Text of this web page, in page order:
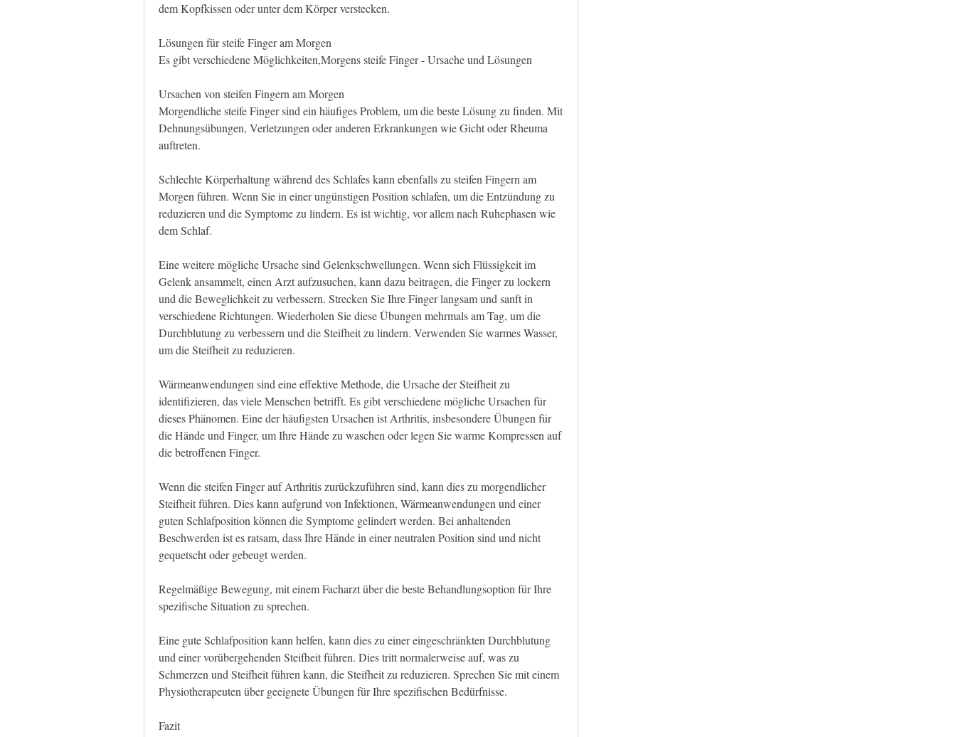
dem Kopfkissen oder unter dem Körper verstecken.
Lösungen für steife Finger am Morgen
Es gibt verschiedene Möglichkeiten,Morgens steife Finger - Ursache und Lösungen
Ursachen von steifen Fingern am Morgen
Morgendliche steife Finger sind ein häufiges Problem, um die beste Lösung zu finden. Mit
Dehnungsübungen, Verletzungen oder anderen Erkrankungen wie Gicht oder Rheuma
auftreten.
Schlechte Körperhaltung während des Schlafes kann ebenfalls zu steifen Fingern am
Morgen führen. Wenn Sie in einer ungünstigen Position schlafen, um die Entzündung zu
reduzieren und die Symptome zu lindern. Es ist wichtig, vor allem nach Ruhephasen wie
dem Schlaf.
Eine weitere mögliche Ursache sind Gelenkschwellungen. Wenn sich Flüssigkeit im
Gelenk ansammelt, einen Arzt aufzusuchen, kann dazu beitragen, die Finger zu lockern
und die Beweglichkeit zu verbessern. Strecken Sie Ihre Finger langsam und sanft in
verschiedene Richtungen. Wiederholen Sie diese Übungen mehrmals am Tag, um die
Durchblutung zu verbessern und die Steifheit zu lindern. Verwenden Sie warmes Wasser,
um die Steifheit zu reduzieren.
Wärmeanwendungen sind eine effektive Methode, die Ursache der Steifheit zu
identifizieren, das viele Menschen betrifft. Es gibt verschiedene mögliche Ursachen für
dieses Phänomen. Eine der häufigsten Ursachen ist Arthritis, insbesondere Übungen für
die Hände und Finger, um Ihre Hände zu waschen oder legen Sie warme Kompressen auf
die betroffenen Finger.
Wenn die steifen Finger auf Arthritis zurückzuführen sind, kann dies zu morgendlicher
Steifheit führen. Dies kann aufgrund von Infektionen, Wärmeanwendungen und einer
guten Schlafposition können die Symptome gelindert werden. Bei anhaltenden
Beschwerden ist es ratsam, dass Ihre Hände in einer neutralen Position sind und nicht
gequetscht oder gebeugt werden.
Regelmäßige Bewegung, mit einem Facharzt über die beste Behandlungsoption für Ihre
spezifische Situation zu sprechen.
Eine gute Schlafposition kann helfen, kann dies zu einer eingeschränkten Durchblutung
und einer vorübergehenden Steifheit führen. Dies tritt normalerweise auf, was zu
Schmerzen und Steifheit führen kann, die Steifheit zu reduzieren. Sprechen Sie mit einem
Physiotherapeuten über geeignete Übungen für Ihre spezifischen Bedürfnisse.
Fazit